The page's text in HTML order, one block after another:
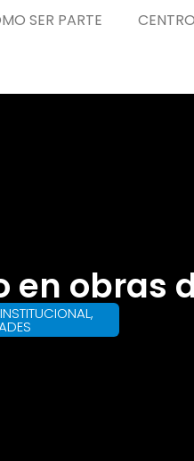
SER PARTE
obras
,